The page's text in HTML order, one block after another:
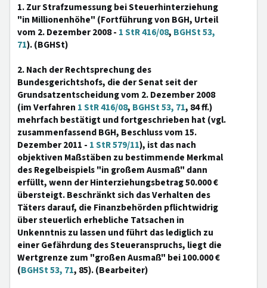
1. Zur Strafzumessung bei Steuerhinterziehung
"in Millionenhöhe" (Fortführung von BGH, Urteil
vom 2. Dezember 2008 - 1 StR 416/08, BGHSt 53,
71). (BGHSt)
2. Nach der Rechtsprechung des
Bundesgerichtshofs, die der Senat seit der
Grundsatzentscheidung vom 2. Dezember 2008
(im Verfahren 1 StR 416/08, BGHSt 53, 71, 84 ff.)
mehrfach bestätigt und fortgeschrieben hat (vgl.
zusammenfassend BGH, Beschluss vom 15.
Dezember 2011 - 1 StR 579/11), ist das nach
objektiven Maßstäben zu bestimmende Merkmal
des Regelbeispiels "in großem Ausmaß" dann
erfüllt, wenn der Hinterziehungsbetrag 50.000 €
übersteigt. Beschränkt sich das Verhalten des
Täters darauf, die Finanzbehörden pflichtwidrig
über steuerlich erhebliche Tatsachen in
Unkenntnis zu lassen und führt das lediglich zu
einer Gefährdung des Steueranspruchs, liegt die
Wertgrenze zum "großen Ausmaß" bei 100.000 €
(BGHSt 53, 71, 85). (Bearbeiter)